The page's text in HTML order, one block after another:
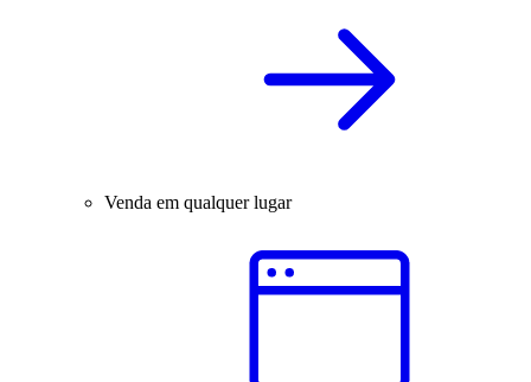
Venda em qualquer lugar